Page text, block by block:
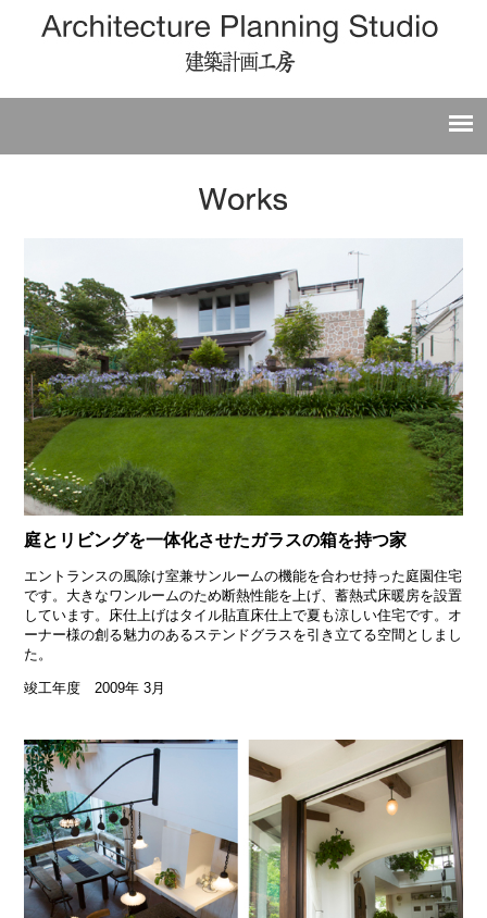
庭とリビングを一体化させたガラスの箱を持つ家
エントランスの風除け室兼サンルームの機能を合わせ持った庭園住宅
です。大きなワンルームのため断熱性能を上げ、蓄熱式床暖房を設置
しています。床仕上げはタイル貼直床仕上で夏も涼しい住宅です。オ
ーナー様の創る魅力のあるステンドグラスを引き立てる空間としまし
た。
竣工年度 2009年 3月